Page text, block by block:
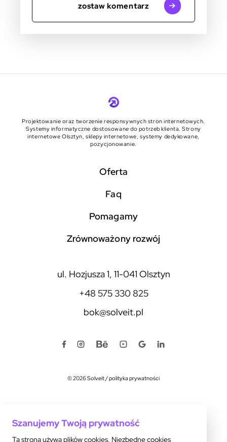
zostaw komentarz
Projektowanie oraz tworzenie responsywnych stron internetowych.
Systemy informatyczne dostosowane do potrzeb klienta. Strony
internetowe Olsztyn, sklepy internetowe, systemy dedykowane,
pozycjonowanie.
Oferta
faq
pomagamy
zrównoważony rozwój
ul. Hozjusza 1, 11-041 Olsztyn
+48 575 330 825
bok@solveit.pl
© 2026 Solveit /polityka prywatności
Szanujemy Twoją prywatność
Ta strona używa plików cookies. Niezbędne cookies